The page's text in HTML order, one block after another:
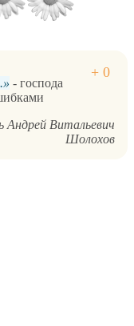
- господа
Андрей Витальевич
Шолохов